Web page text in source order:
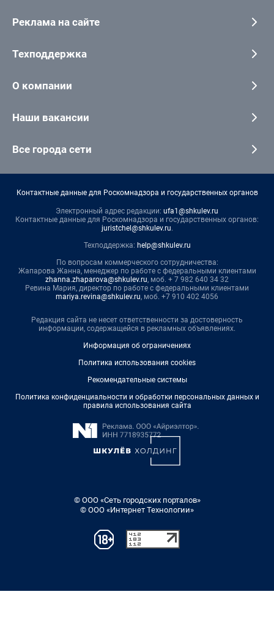
Реклама на сайте
Техподдержка
О компании
Наши вакансии
Все города сети
Контактные данные для Роскомнадзора и государственных органов
Электронный адрес редакции: ufa1@shkulev.ru
Контактные данные для Роскомнадзора и государственных органов:
juristchel@shkulev.ru.
Техподдержка: help@shkulev.ru
По вопросам коммерческого сотрудничества:
Жапарова Жанна, менеджер по работе с федеральными клиентами
zhanna.zhaparova@shkulev.ru, моб. + 7 982 640 34 32
Ревина Мария, директор по работе с федеральными клиентами
mariya.revina@shkulev.ru, моб. +7 910 402 4056
Редакция сайта не несет ответственности за достоверность
информации, содержащейся в рекламных объявлениях.
Информация об ограничениях
Политика использования cookies
Рекомендательные системы
Политика конфиденциальности и обработки персональных данных и
правила использования сайта
© ООО «Сеть городских порталов»
© ООО «Интернет Технологии»